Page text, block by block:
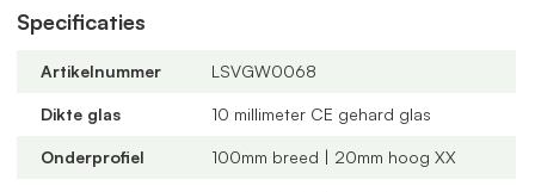
Verstelbare kunststof wielen
Altijd passend bij jouw veranda
verschillende maten, glastypes en steellook
U-profielen met tochtborstelsvoor een tochtvrije
Specificaties
Artikelnummer LSVGW0068
Dikte glas 10 millimeter CE gehard glas
Onderprofiel 100mm breed | 20mm hoog XX